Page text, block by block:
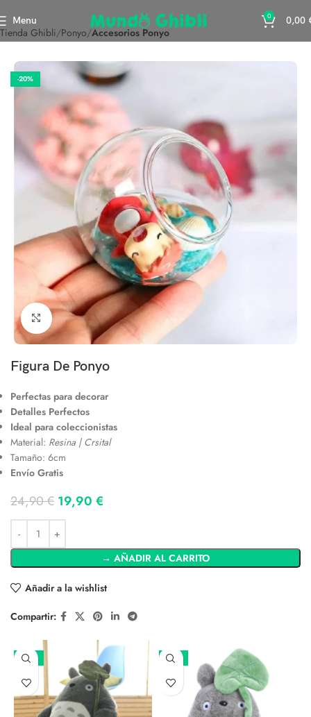
Menu 0 0,00
Tienda Ghibli Ponyo Accesorios Ponyo
-20%
Clic para ampliar
Figura De Ponyo
Perfectas para decorar
Detalles Perfectos
Ideal para coleccionistas
Material: Resina | Crsital
Tamaño: 6cm
Envío Gratis
24,90€ 19,90 €
→ AÑADIR AL CARRITO
Añadir a la wishlist
Compartir:
-25% -17%